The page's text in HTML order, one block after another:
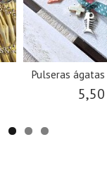
Pulseras